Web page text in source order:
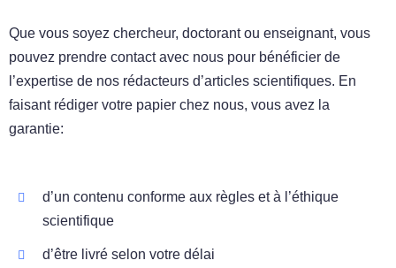
Que vous soyez chercheur, doctorant ou enseignant, vous
pouvez prendre contact avec nous pour bénéficier de
l’expertise de nos rédacteurs d’articles scientifiques. En
faisant rédiger votre papier chez nous, vous avez la
garantie:
d’un contenu conforme aux règles et à l’éthique
scientifique
d’être livré selon votre délai